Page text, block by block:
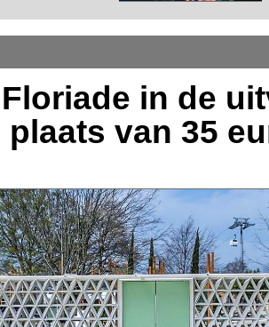
in de
plaats van 35